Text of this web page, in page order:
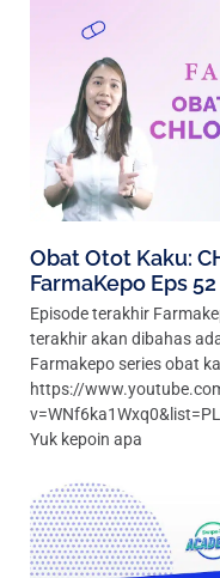
Obat Otot Kaku:
FarmaKepo Eps 52
Episode terakhir
terakhir akan dibahas
Farmakepo series obat
https://
Yuk kepoin apa